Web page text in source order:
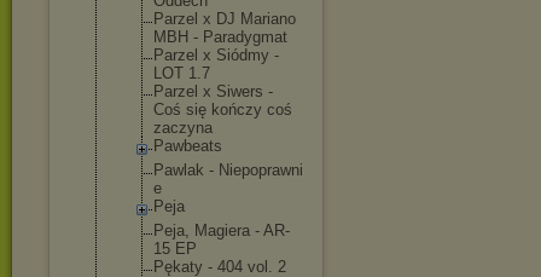
Parzel x DJ Mariano
MBH - Paradygmat
Parzel x Siódmy -
LOT 1.7
Parzel x Siwers -
Coś się kończy coś
zaczyna
Pawbeats
Pawlak - Niepoprawni
e
Peja
Peja, Magiera - AR-
15 EP
Pękaty - 404 vol. 2